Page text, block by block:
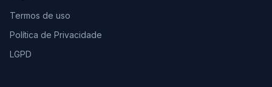
Termos de uso
Política de Privacidade
LGPD